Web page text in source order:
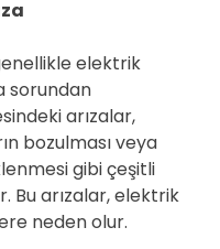
elektrik
sorundan
arızalar,
bozulması veya
gibi çeşitli
Bu arızalar, elektrik
neden olur.